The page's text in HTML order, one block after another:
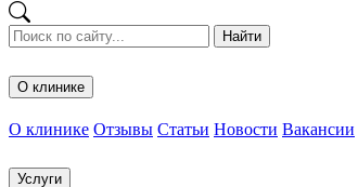
Найти
О клинике
О клинике Отзывы Статьи Новости Вакансии
Услуги